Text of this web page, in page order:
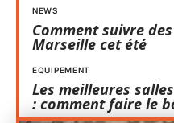
NEWS
Comment suivre
Marseille cet été
EQUIPEMENT
Les meilleures
: comment faire le